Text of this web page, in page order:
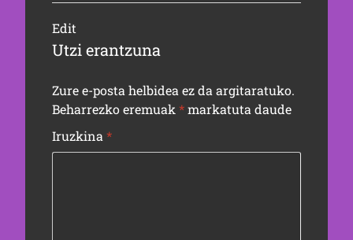
Edit
Utzi erantzuna
Zure e-posta helbidea ez da argitaratuko.
Beharrezko eremuak *markatuta daude
Iruzkina *